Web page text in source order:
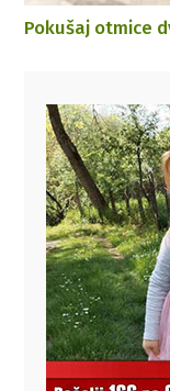
Pokušaj otmice